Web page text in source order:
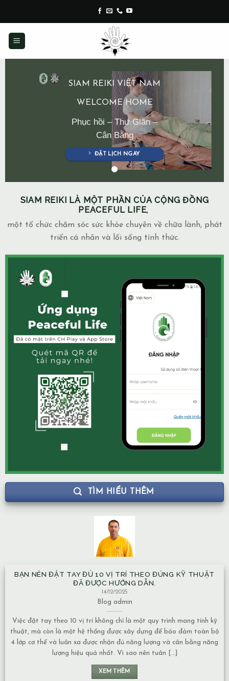
content
SIAM REIKI VIỆT NAM
WELCOME HOME
Phục hồi – Thư Giãn –
Cân Bằng
ĐẶT LỊCH NGAY
SIAM REIKI LÀ MỘT PHẦN CỦA CỘNG ĐỒNG
PEACEFUL LIFE,
một tổ chức chăm sóc sức khỏe chuyên về chữa lành, phát
triển cá nhân và lối sống tỉnh thức.
TÌM HIỂU THÊM
BẠN NÊN ĐẶT TAY ĐỦ 10 VỊ TRÍ THEO ĐÚNG KỸ THUẬT
ĐÃ ĐƯỢC HƯỚNG DẪN.
14/12/2025
Blog admin
Việc đặt tay theo 10 vị trí không chỉ là một quy trình mang tính kỹ
thuật, mà còn là một hệ thống được xây dựng để bảo đảm toàn bộ
4 lớp cơ thể và luân xa được nhận đủ năng lượng và cân bằng năng
lượng hiệu quả nhất. Vì sao nên tuân [...]
XEM THÊM